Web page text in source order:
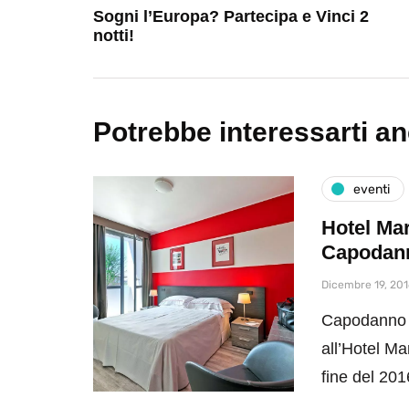
Sogni l’Europa? Partecipa e Vinci 2
notti!
Potrebbe interessarti
eventi
Hotel
Dicembre 19,
all’Hotel
fine del